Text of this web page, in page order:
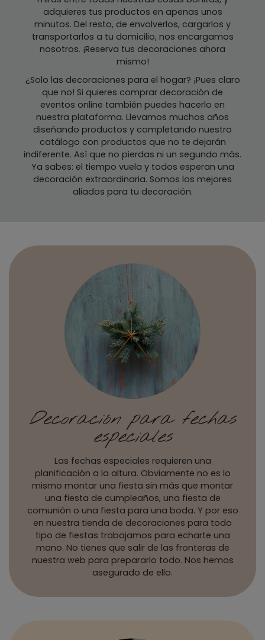
adquieres tus productos en apenas unos
minutos. Del resto, de envolverlos, cargarlos y
transportarlos a tu domicilio, nos encargamos
nosotros. ¡Reserva tus decoraciones ahora
mismo!
¿Solo las decoraciones para el hogar? ¡Pues claro
que no! Si quieres comprar decoración de
eventos online también puedes hacerlo en
nuestra plataforma. Llevamos muchos años
diseñando productos y completando nuestro
catálogo con productos que no te dejarán
indiferente. Así que no pierdas ni un segundo más.
Ya sabes: el tiempo vuela y todos esperan una
decoración extraordinaria. Somos los mejores
aliados para tu decoración.
Decoración para fechas
especiales
Las fechas especiales requieren una
planificación a la altura. Obviamente no es lo
mismo montar una fiesta sin más que montar
una fiesta de cumpleaños, una fiesta de
comunión o una fiesta para una boda. Y por eso
en nuestra tienda de decoraciones para todo
tipo de fiestas trabajamos para echarte una
mano. No tienes que salir de las fronteras de
nuestra web para prepararlo todo. Nos hemos
asegurado de ello.